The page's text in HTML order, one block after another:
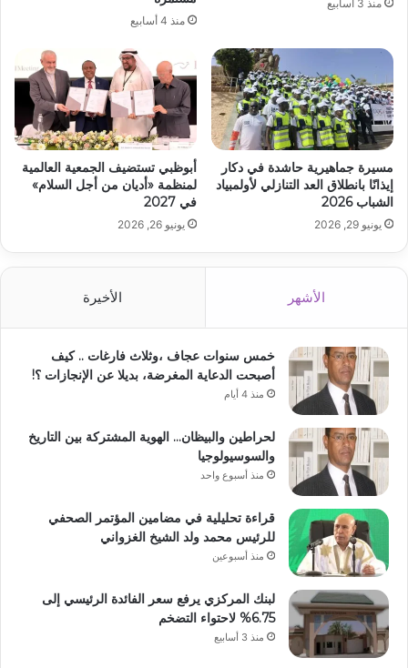
منذ 3 أسابيع
منذ 4 أسابيع
مسيرة جماهيرية حاشدة في دكار
إيذانًا بانطلاق العد التنازلي لأولمبياد
الشباب 2026
يونيو 29, 2026
أبوظبي تستضيف الجمعية العالمية
لمنظمة «أديان من أجل السلام»
في 2027
يونيو 26, 2026
الأشهر الأخيرة
خمس سنوات عجاف ،وثلاث فارغات .. كيف
أصبحت الدعاية المغرضة، بديلا عن الإنجازات ؟!
منذ 4 أيام
لحراطين والبيظان… الهوية المشتركة بين التاريخ
والسوسيولوجيا
منذ أسبوع واحد
قراءة تحليلية في مضامين المؤتمر الصحفي
للرئيس محمد ولد الشيخ الغزواني
منذ أسبوعين
لبنك المركزي يرفع سعر الفائدة الرئيسي إلى
6.75% لاحتواء التضخم
منذ 3 أسابيع